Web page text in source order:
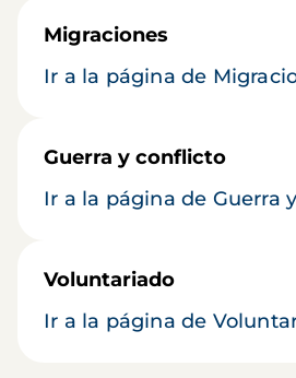
Migraciones
Ir a la página de
Guerra y conflicto
Ir a la página de Guerra
Voluntariado
Ir a la página de